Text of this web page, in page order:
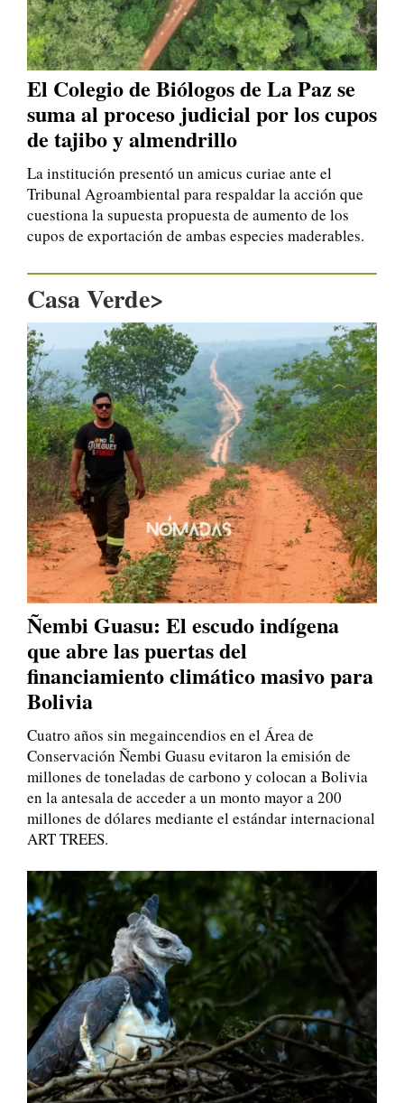
El Colegio de Biólogos de La Paz se
suma al proceso judicial por los cupos
de tajibo y almendrillo
La institución presentó un amicus curiae ante el
Tribunal Agroambiental para respaldar la acción que
cuestiona la supuesta propuesta de aumento de los
cupos de exportación de ambas especies maderables.
Casa Verde>
Ñembi Guasu: El escudo indígena
que abre las puertas del
financiamiento climático masivo para
Bolivia
Cuatro años sin megaincendios en el Área de
Conservación Ñembi Guasu evitaron la emisión de
millones de toneladas de carbono y colocan a Bolivia
en la antesala de acceder a un monto mayor a 200
millones de dólares mediante el estándar internacional
ART TREES.